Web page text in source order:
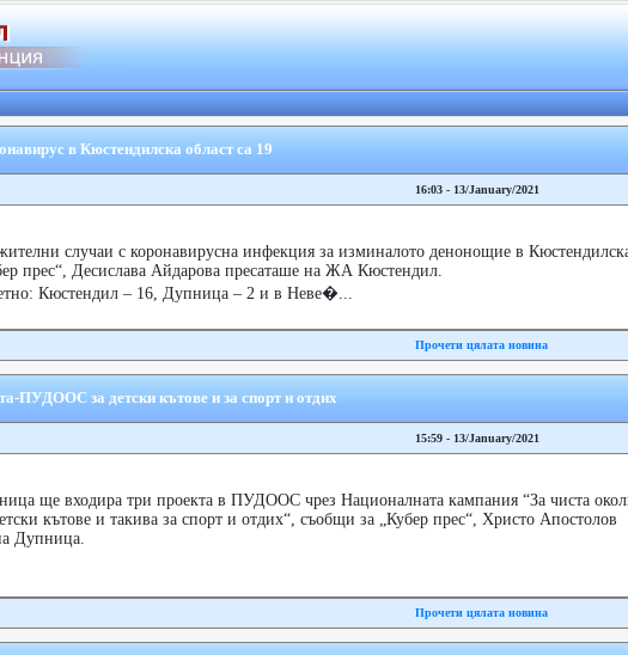
в Кюстендилска област са 19
16:03 - 13/January/2021
случаи с коронавирусна инфекция за изминалото денонощие в
прес“, Десислава Айдарова пресаташе на ЖА Кюстендил.
Кюстендил – 16, Дупница – 2 и в Неве�...
Прочети цялата новина
ПУДООС за детски кътове и за спорт и отдих
15:59 - 13/January/2021
ще входира три проекта в ПУДООС чрез Националната кампания “За чиста
кътове и такива за спорт и отдих“, съобщи за „Кубер прес“, Христo Апостолов
Дупница.
Прочети цялата новина